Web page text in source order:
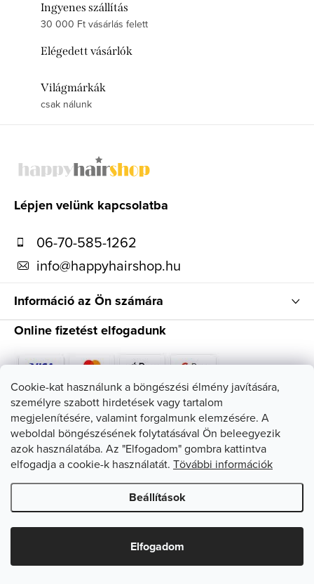
Cookie-kat használunk a böngészési élmény javítására,
személyre szabott hirdetések vagy tartalom
megjelenítésére, valamint forgalmunk elemzésére. A
weboldal böngészésének folytatásával Ön beleegyezik
azok használatába. Az "Elfogadom" gombra kattintva
elfogadja a cookie-k használatát. Tövábbi információk
Beállítások
Elfogadom
Ingyenes szállítás
30 000 Ft vásárlás felett
Elégedett vásárlók
Világmárkák
csak nálunk
Lépjen velünk kapcsolatba
06-70-585-1262
info@happyhairshop.hu
Információ az Ön számára
Online fizetést elfogadunk
Kövessen minket
Shoptet készítette
Copyright 2026HappyHairShop. Minden jog fenntartva.Süti
beállítások szerkesztése